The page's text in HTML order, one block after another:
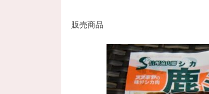
販売商品